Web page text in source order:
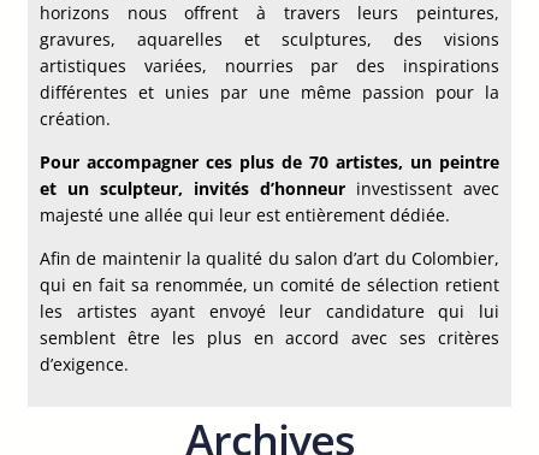
horizons nous offrent à travers leurs peintures,
gravures, aquarelles et sculptures, des visions
artistiques variées, nourries par des inspirations
différentes et unies par une même passion pour la
création.
Pour accompagner ces plus de 70 artistes, un peintre
et un sculpteur, invités d’honneur investissent avec
majesté une allée qui leur est entièrement dédiée.
Afin de maintenir la qualité du salon d’art du Colombier,
qui en fait sa renommée, un comité de sélection retient
les artistes ayant envoyé leur candidature qui lui
semblent être les plus en accord avec ses critères
d’exigence.
Archives